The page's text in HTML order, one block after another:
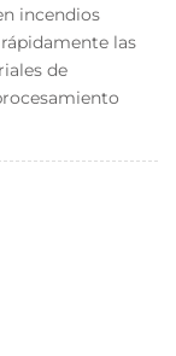
incendios
las
de